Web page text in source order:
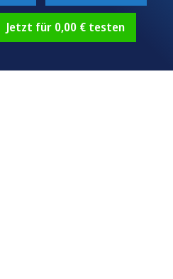
Jetzt für 0,00 € testen